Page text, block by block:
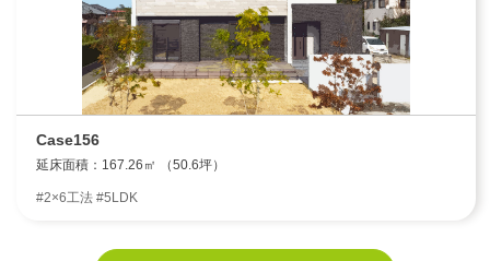
Case156
延床面積：167.26㎡ （50.6坪）
#2×6工法 #5LDK